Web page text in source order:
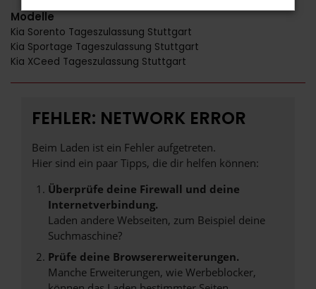
Modelle
Kia Sorento Tageszulassung Stuttgart
Kia Sportage Tageszulassung Stuttgart
Kia XCeed Tageszulassung Stuttgart
FEHLER: NETWORK ERROR
Beim Laden ist ein Fehler aufgetreten.
Hier sind ein paar Tipps, die dir helfen können:
Überprüfe deine Firewall und deine
Internetverbindung.
Laden andere Webseiten, zum Beispiel deine
Suchmaschine?
Prüfe deine Browsererweiterungen.
Manche Erweiterungen, wie Werbeblocker,